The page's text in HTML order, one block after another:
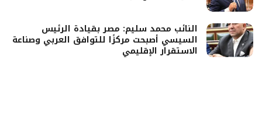
النائب محمد سليم: مصر بقيادة الرئيس
السيسي أصبحت مركزًا للتوافق العربي وصناعة
الاستقرار الإقليمي